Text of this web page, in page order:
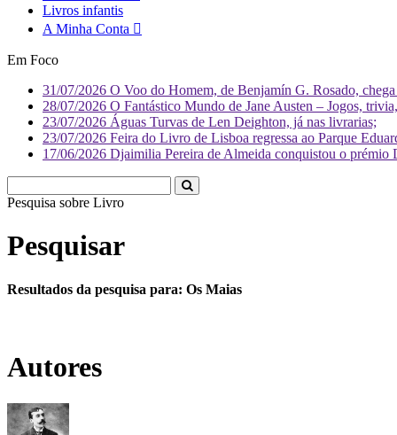
Livros infantis
A Minha Conta
Em Foco
31/07/2026 O Voo do Homem, de Benjamín G. Rosado,
28/07/2026 O Fantástico Mundo de Jane Austen – Jogos,
23/07/2026 Águas Turvas de Len Deighton, já nas livrarias;
23/07/2026 Feira do Livro de Lisboa regressa ao Parque
17/06/2026 Djaimilia Pereira de Almeida conquistou o
Pesquisa sobre Literatura
Pesquisar
Resultados da pesquisa para: Os Maias
Autores